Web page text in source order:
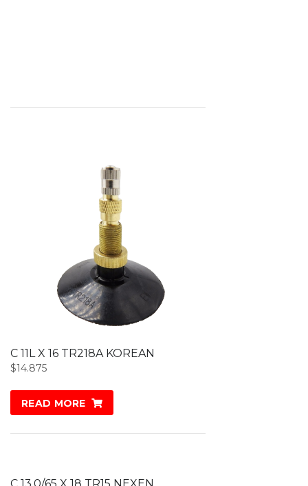
C 11L X 16 TR218A KOREAN
$14.875
READ MORE
C 13.0/65 X 18 TR15 NEXEN